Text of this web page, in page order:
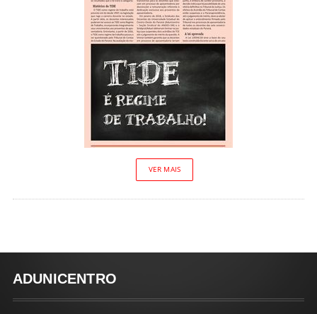
VER MAIS
ADUNICENTRO